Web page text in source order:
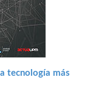
tecnología más